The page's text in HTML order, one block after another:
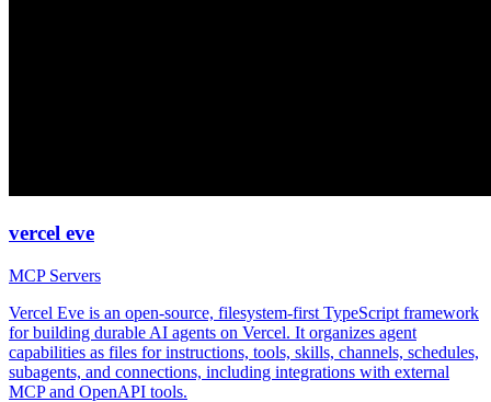
vercel eve
MCP Servers
Vercel Eve is an open-source, filesystem-first TypeScript framework
for building durable AI agents on Vercel. It organizes agent
capabilities as files for instructions, tools, skills, channels, schedules,
subagents, and connections, including integrations with external
MCP and OpenAPI tools.